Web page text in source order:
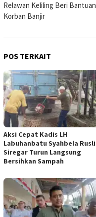
Relawan Keliling Beri Bantuan
Korban Banjir
POS TERKAIT
Aksi Cepat Kadis LH
Labuhanbatu Syahbela Rusli
Siregar Turun Langsung
Bersihkan Sampah